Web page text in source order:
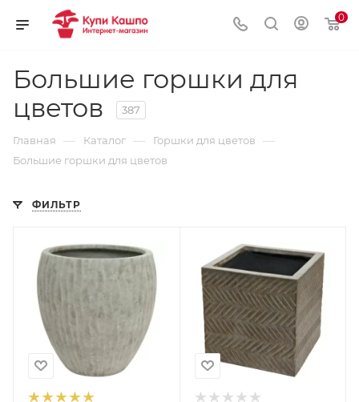
0
Большие горшки для
цветов
387
Главная — Каталог — Горшки для цветов —
Большие горшки для цветов
ФИЛЬТР